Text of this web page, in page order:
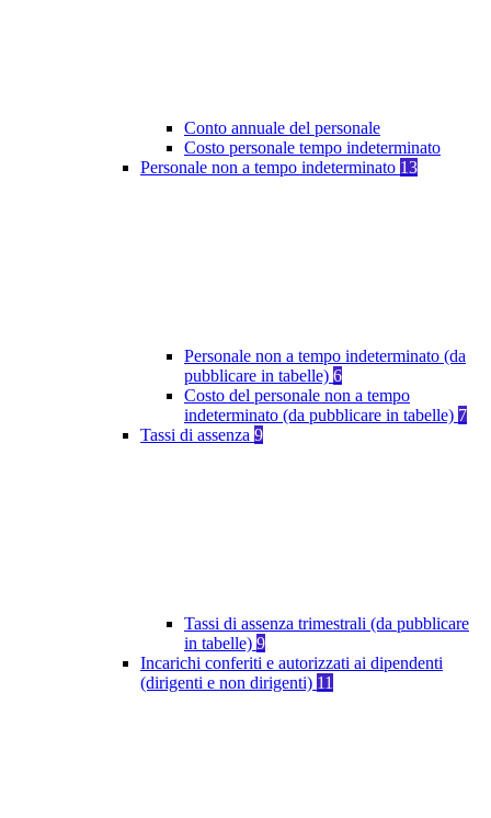
Conto annuale del personale
Costo personale tempo indeterminato
Personale non a tempo indeterminato 13
Personale non a tempo indeterminato (da
pubblicare in tabelle) 6
Costo del personale non a tempo
indeterminato (da pubblicare in tabelle) 7
Tassi di assenza 9
Tassi di assenza trimestrali (da pubblicare
in tabelle) 9
Incarichi conferiti e autorizzati ai dipendenti
(dirigenti e non dirigenti) 11